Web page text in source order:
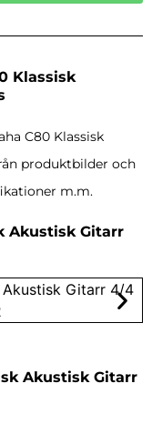
Klassisk
C80 Klassisk
produktbilder och
m.m.
Akustisk Gitarr
Akustisk Gitarr